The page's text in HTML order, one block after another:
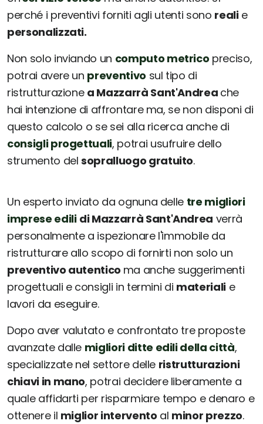
perché i preventivi forniti agli utenti sono realie
personalizzati.
Non solo inviando un computo metrico preciso,
potrai avere un preventivo sul tipo di
ristrutturazione a Mazzarrà Sant'Andrea che
hai intenzione di affrontare ma, se non disponi di
questo calcolo o se sei alla ricerca anche di
consigli progettuali, potrai usufruire dello
strumento delsopralluogo gratuito.
Un esperto inviato da ognuna delle tre migliori
imprese edili di Mazzarrà Sant'Andrea verrà
personalmente a ispezionare l'immobile da
ristrutturare allo scopo di fornirti non solo un
preventivo autentico ma anche suggerimenti
progettuali e consigli in termini di materialie
lavori da eseguire.
Dopo aver valutato e confrontato tre proposte
avanzate dalle migliori ditte edili della città,
specializzate nel settore delle ristrutturazioni
chiavi in mano, potrai decidere liberamente a
quale affidarti per risparmiare tempo e denaro e
ottenere il miglior intervento al minor prezzo.